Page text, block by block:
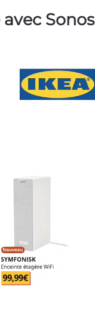
Sonos